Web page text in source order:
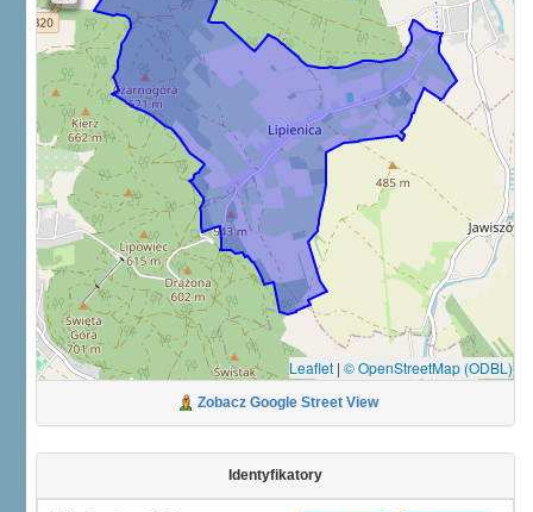
Leaflet | © OpenStreetMap (ODBL)
Zobacz Google Street View
Identyfikatory